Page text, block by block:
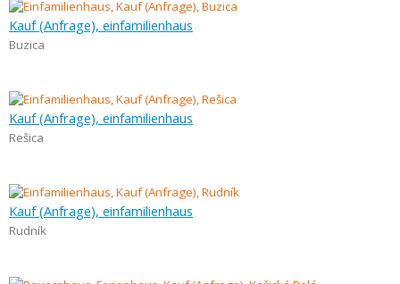
Kauf (Anfrage), einfamilienhaus
Buzica
Kauf (Anfrage), einfamilienhaus
Rešica
Kauf (Anfrage), einfamilienhaus
Rudník